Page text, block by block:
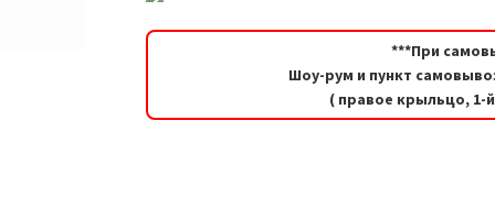
***При
Шоу-рум и пункт
( правое крыльцо,